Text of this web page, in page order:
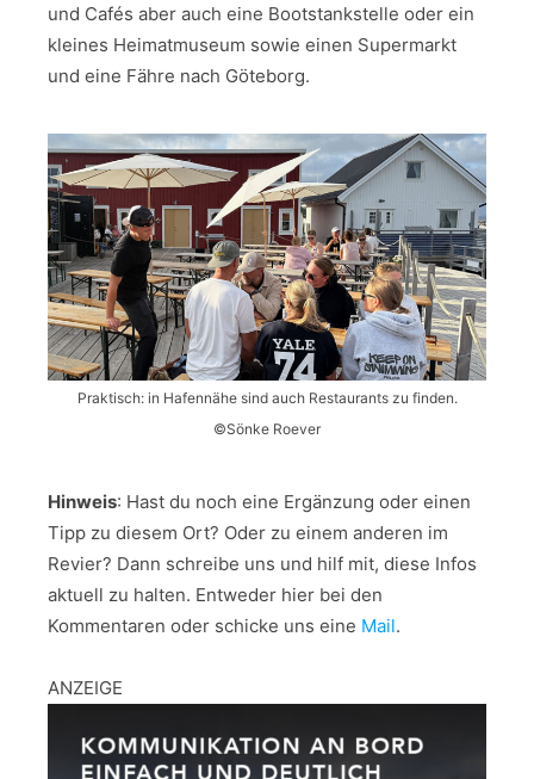
und Cafés aber auch eine Bootstankstelle oder ein
kleines Heimatmuseum sowie einen Supermarkt
und eine Fähre nach Göteborg.
Praktisch: in Hafennähe sind auch Restaurants zu finden.
©Sönke Roever
Hinweis: Hast du noch eine Ergänzung oder einen
Tipp zu diesem Ort? Oder zu einem anderen im
Revier? Dann schreibe uns und hilf mit, diese Infos
aktuell zu halten. Entweder hier bei den
Kommentaren oder schicke uns eine Mail.
ANZEIGE